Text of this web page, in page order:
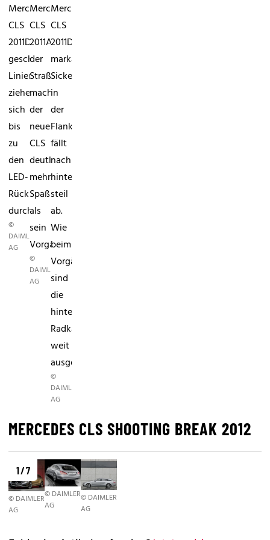
Mercedes
CLS
2011Die
geschwungenen
Linien
ziehen
sich
bis
zu
den
LED-
Rückleuchten
durch.
©
DAIMLER
AG
Mercedes
CLS
2011Auf
der
Straße
macht
der
neue
CLS
deutlich
mehr
Spaß
als
sein
Vorgänger.
©
DAIMLER
AG
Mercedes
CLS
2011Die
markante
Sicke
in
der
Flanke
fällt
nach
hinten
steil
ab.
Wie
beim
Vorgänger
sind
die
hinteren
Radkästen
weit
ausgestellt.
©
DAIMLER
AG
MERCEDES CLS SHOOTING BREAK 2012
1 / 7
© DAIMLER
AG
© DAIMLER
AG
© DAIMLER
AG